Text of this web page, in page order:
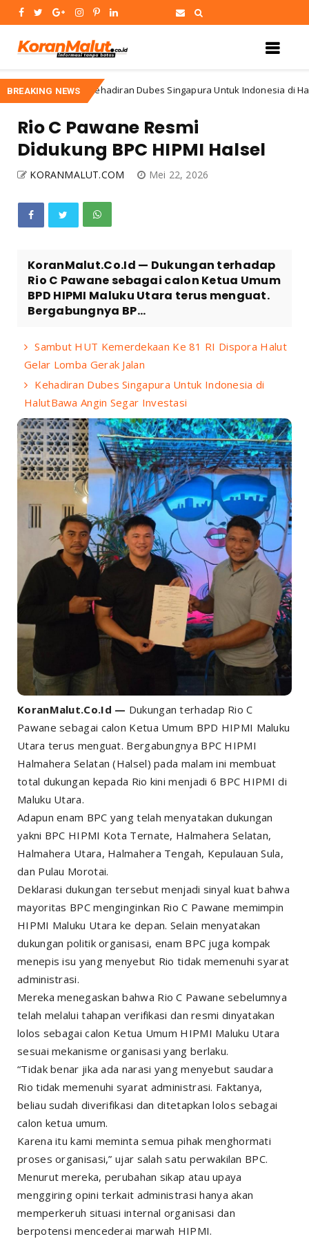
BREAKING NEWSKehadiran Dubes Singapura Untuk Indonesia di
Rio C Pawane Resmi
Didukung BPC HIPMI Halsel
KORANMALUT.COM Mei 22, 2026
KoranMalut.Co.Id — Dukungan terhadap
Rio C Pawane sebagai calon Ketua Umum
BPD HIPMI Maluku Utara terus menguat.
Bergabungnya BP...
Sambut HUT Kemerdekaan Ke 81 RI Dispora Halut
Gelar Lomba Gerak Jalan
Kehadiran Dubes Singapura Untuk Indonesia di
HalutBawa Angin Segar Investasi
KoranMalut.Co.Id — Dukungan terhadap Rio C
Pawane sebagai calon Ketua Umum BPD HIPMI Maluku
Utara terus menguat. Bergabungnya BPC HIPMI
Halmahera Selatan (Halsel) pada malam ini membuat
total dukungan kepada Rio kini menjadi 6 BPC HIPMI di
Maluku Utara.
Adapun enam BPC yang telah menyatakan dukungan
yakni BPC HIPMI Kota Ternate, Halmahera Selatan,
Halmahera Utara, Halmahera Tengah, Kepulauan Sula,
dan Pulau Morotai.
Deklarasi dukungan tersebut menjadi sinyal kuat bahwa
mayoritas BPC menginginkan Rio C Pawane memimpin
HIPMI Maluku Utara ke depan. Selain menyatakan
dukungan politik organisasi, enam BPC juga kompak
menepis isu yang menyebut Rio tidak memenuhi syarat
administrasi.
Mereka menegaskan bahwa Rio C Pawane sebelumnya
telah melalui tahapan verifikasi dan resmi dinyatakan
lolos sebagai calon Ketua Umum HIPMI Maluku Utara
sesuai mekanisme organisasi yang berlaku.
“Tidak benar jika ada narasi yang menyebut saudara
Rio tidak memenuhi syarat administrasi. Faktanya,
beliau sudah diverifikasi dan ditetapkan lolos sebagai
calon ketua umum.
Karena itu kami meminta semua pihak menghormati
proses organisasi,” ujar salah satu perwakilan BPC.
Menurut mereka, perubahan sikap atau upaya
menggiring opini terkait administrasi hanya akan
memperkeruh situasi internal organisasi dan
berpotensi mencederai marwah HIPMI.